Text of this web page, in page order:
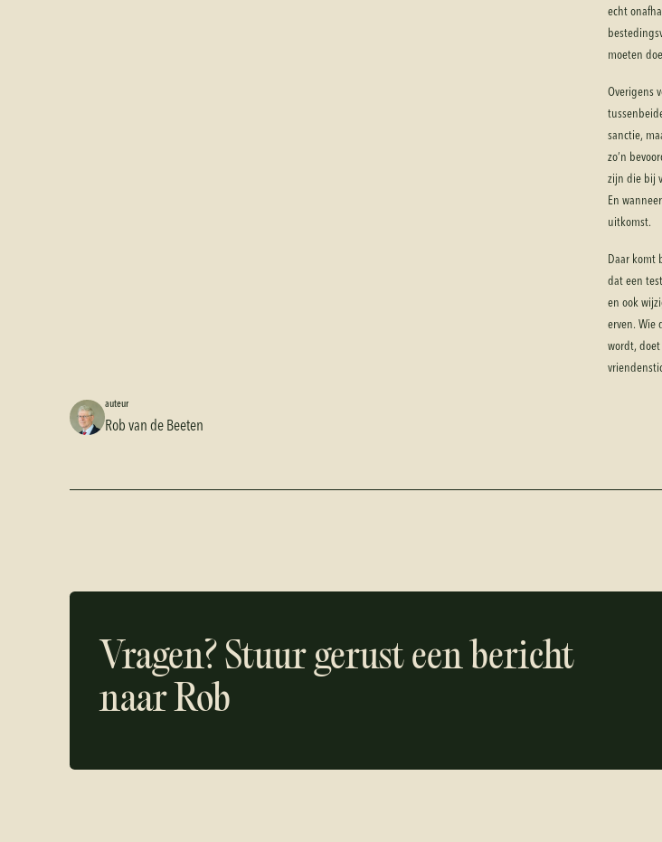
auteur
Rob van de Beeten
echt
moeten
Overigens
sanctie,
zo’n
zijn die bij
En
uitkomst.
Daar komt
dat een
en ook
erven. Wie
wordt,
Vragen? Stuur gerust een bericht
naarRob